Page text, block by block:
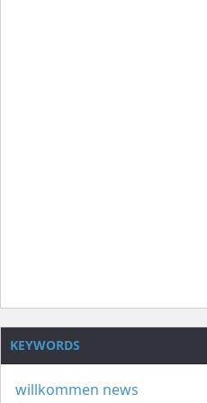
KEYWORDS
willkommen news